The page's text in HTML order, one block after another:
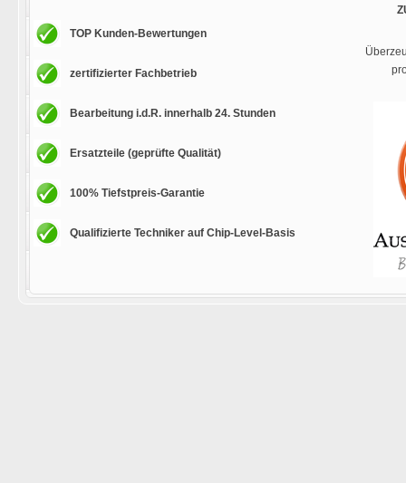
TOP Kunden-Bewertungen
zertifizierter Fachbetrieb
Bearbeitung i.d.R. innerhalb 24. Stunden
Ersatzteile (geprüfte Qualität)
100% Tiefstpreis-Garantie
Qualifizierte Techniker auf Chip-Level-Basis